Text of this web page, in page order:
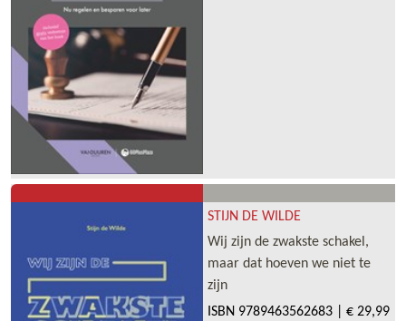
STIJN DE WILDE
Wij zijn de zwakste schakel,
maar dat hoeven we niet te
zijn
ISBN 9789463562683 € 29,99